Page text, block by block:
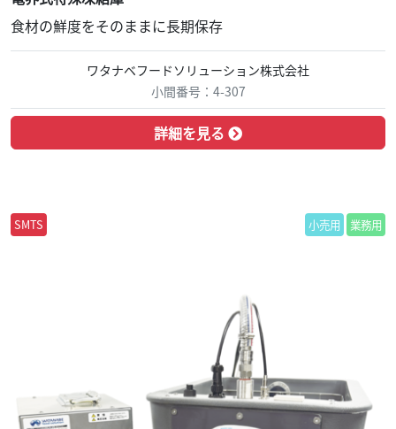
食材の鮮度をそのままに長期保存
ワタナベフードソリューション株式会社
小間番号：4-307
詳細を見る
SMTS 小売用 業務用